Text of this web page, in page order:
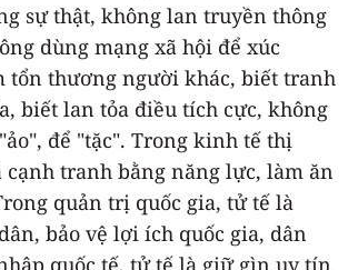
sự thật, không lan truyền thông
dùng mạng xã hội để xúc
tổn thương người khác, biết tranh
biết lan tỏa điều tích cực, không
để "tặc". Trong kinh tế thị
tranh bằng năng lực, làm ăn
quản trị quốc gia, tử tế là
bảo vệ lợi ích quốc gia, dân
quốc tế, tử tế là giữ gìn uy tín